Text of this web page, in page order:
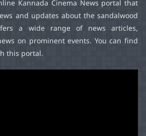
Kannada Cinema News portal that
and updates about the sandalwood
a wide range of news articles,
on prominent events. You can find
this portal.